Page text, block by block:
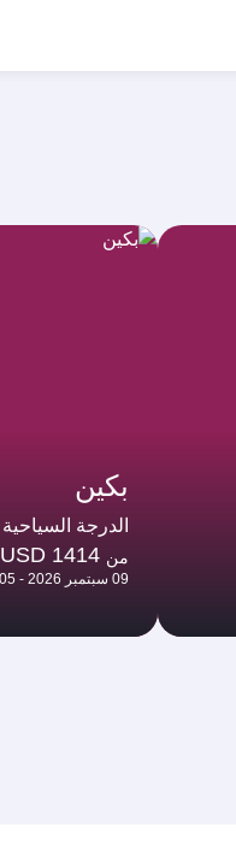
بكين
الدرجة السياحية
من USD 1414
09 سبتمبر 2026 - 05 أكتوبر 2026